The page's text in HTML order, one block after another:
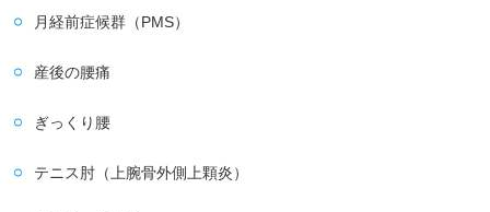
月経前症候群（PMS）
産後の腰痛
ぎっくり腰
テニス肘（上腕骨外側上顆炎）